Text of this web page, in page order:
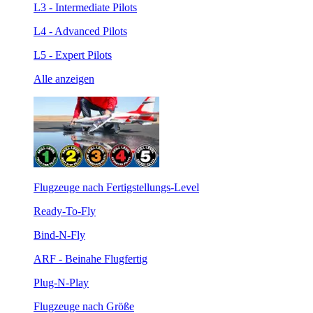
L3 - Intermediate Pilots
L4 - Advanced Pilots
L5 - Expert Pilots
Alle anzeigen
Flugzeuge nach Fertigstellungs-Level
Ready-To-Fly
Bind-N-Fly
ARF - Beinahe Flugfertig
Plug-N-Play
Flugzeuge nach Größe